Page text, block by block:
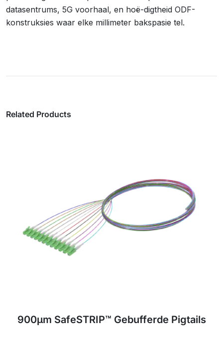
datasentrums, 5G voorhaal, en hoë-digtheid ODF-
konstruksies waar elke millimeter bakspasie tel.
Related Products